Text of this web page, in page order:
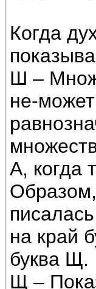
Когда
Ш –
не-
А, когда
на край
буква Щ.
Щ –